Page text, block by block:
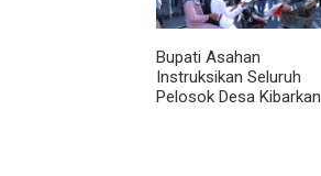
Bupati Asahan
Instruksikan Seluruh
Pelosok Desa Kibarkan